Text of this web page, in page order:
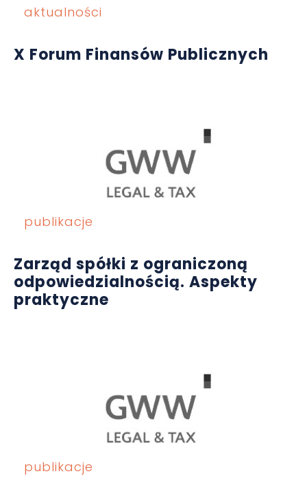
aktualności
X Forum Finansów Publicznych
publikacje
Zarząd spółki z ograniczoną
odpowiedzialnością. Aspekty
praktyczne
publikacje